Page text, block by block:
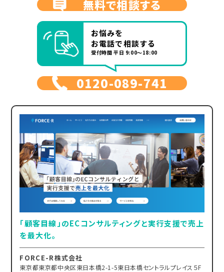
無料で相談する
お悩みを
お電話で相談する
受付時間 平日 9:00～18:00
0120-089-741
「顧客目線」のECコンサルティングと実行支援で売上
を最大化。
FORCE-R株式会社
東京都東京都中央区東日本橋2-1-5東日本橋セントラルプレイス５F